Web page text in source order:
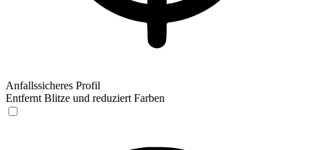
Anfallssicheres Profil
Entfernt Blitze und reduziert Farben